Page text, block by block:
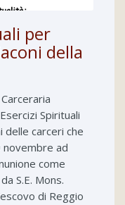
per
della
Spirituali
delle carceri che
novembre ad
come
S.E. Mons.
di Reggio